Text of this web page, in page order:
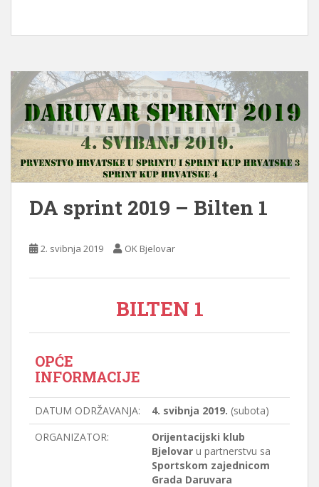
DA sprint 2019 – Bilten 1
2. svibnja 2019 OK Bjelovar
BILTEN 1
OPĆE
INFORMACIJE
DATUM ODRŽAVANJA: 4. svibnja 2019. (subota)
ORGANIZATOR:
Orijentacijski klub
Bjelovar u partnerstvu sa
Sportskom zajednicom
Grada Daruvara